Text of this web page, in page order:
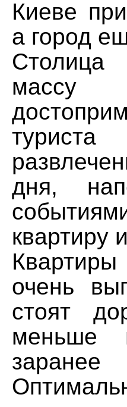
Киеве
а город
Столица
массу
дня,
квартиру
очень
стоят
меньше